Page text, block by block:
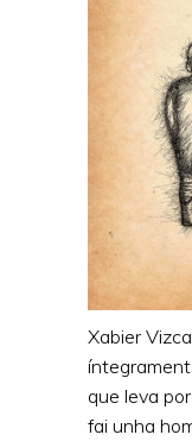
Xabier
que leva
fai unha